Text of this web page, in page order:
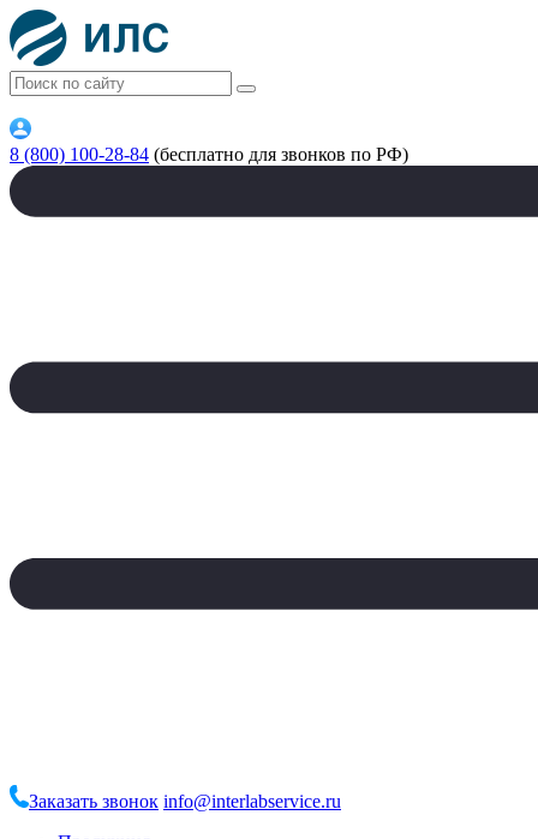
8 (800) 100-28-84 (бесплатно для звонков по РФ)
Заказать звонок info@interlabservice.ru